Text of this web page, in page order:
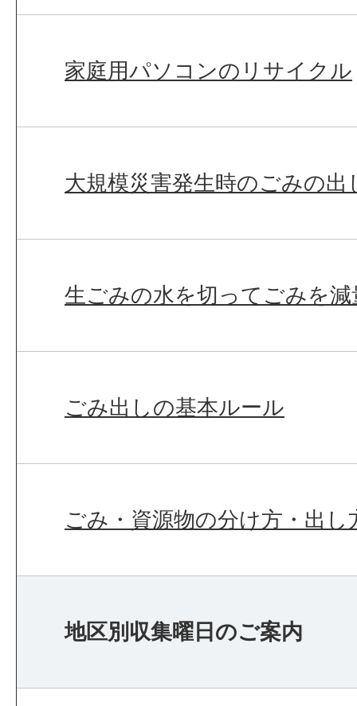
家庭用パソコンのリサイクル
大規模災害発生時のごみの
生ごみの水を切ってごみを
ごみ出しの基本ルール
ごみ・資源物の分け方・出し
地区別収集曜日のご案内